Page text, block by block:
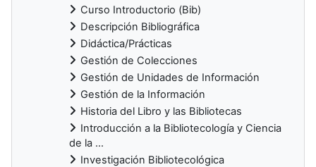
Curso Introductorio (Bib)
Descripción Bibliográfica
Didáctica/Prácticas
Gestión de Colecciones
Gestión de Unidades de Información
Gestión de la Información
Historia del Libro y las Bibliotecas
Introducción a la Bibliotecología y Ciencia
de la ...
Investigación Bibliotecológica